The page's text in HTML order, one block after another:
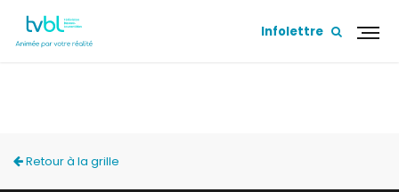
Infolettre
Retour à la grille